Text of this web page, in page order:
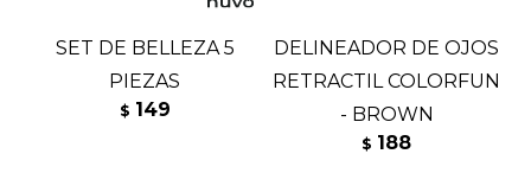
SET DE BELLEZA 5
PIEZAS
$ 149
DELINEADOR DE OJOS
RETRACTIL COLORFUN
- BROWN
$ 188